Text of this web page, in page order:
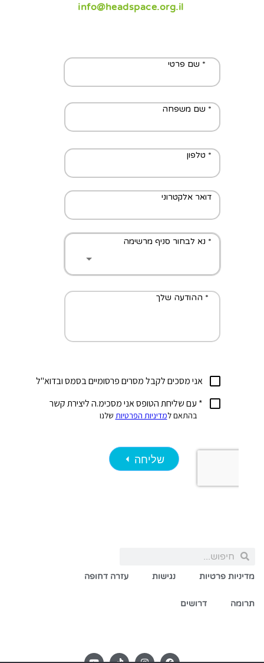
info@headspace.org.il
מדיניות פרטיות נגישות עזרה דחופה
תרומה דרושים